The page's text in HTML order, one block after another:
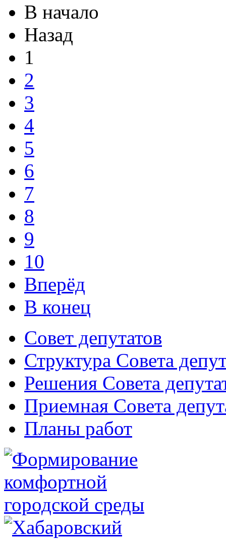
В начало
Назад
1
2
3
4
5
6
7
8
9
10
Вперёд
В конец
Совет депутатов
Структура Совета
Решения Совета
Приемная Совета
Планы работ